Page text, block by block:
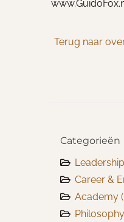
Terug naar
Categorieën
Career &
Academy
Philosophy